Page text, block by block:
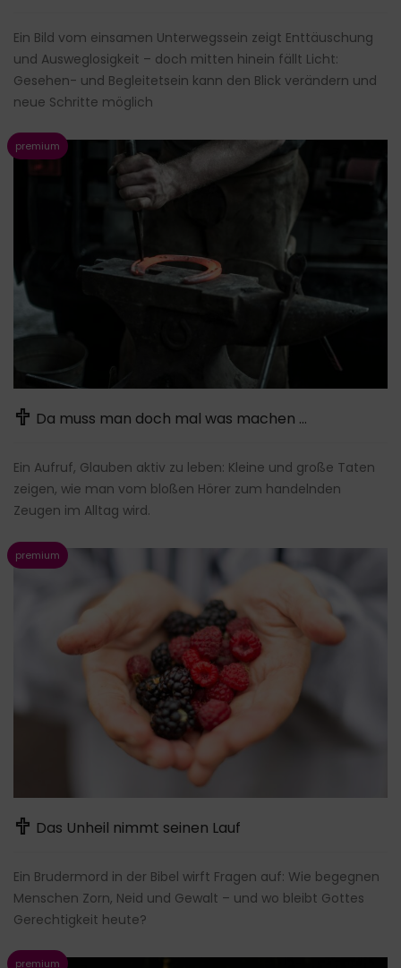
Ein Bild vom einsamen Unterwegssein zeigt Enttäuschung
und Ausweglosigkeit – doch mitten hinein fällt Licht:
Gesehen- und Begleitetsein kann den Blick verändern und
neue Schritte möglich
Da muss man doch mal was machen …
Ein Aufruf, Glauben aktiv zu leben: Kleine und große Taten
zeigen, wie man vom bloßen Hörer zum handelnden
Zeugen im Alltag wird.
Das Unheil nimmt seinen Lauf
Ein Brudermord in der Bibel wirft Fragen auf: Wie begegnen
Menschen Zorn, Neid und Gewalt – und wo bleibt Gottes
Gerechtigkeit heute?